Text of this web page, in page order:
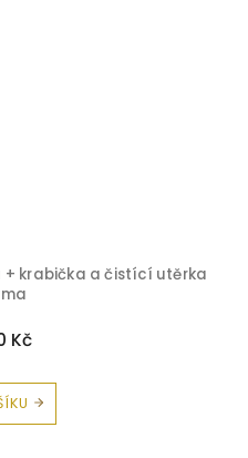
+ krabička a čistící utěrka
Kč